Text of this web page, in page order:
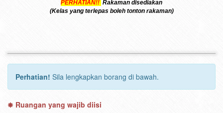
PERHATIAN!! Rakaman disediakan
(Kelas yang terlepas boleh tonton rakaman)
Perhatian! Sila lengkapkan borang di bawah.
Ruangan yang wajib diisi